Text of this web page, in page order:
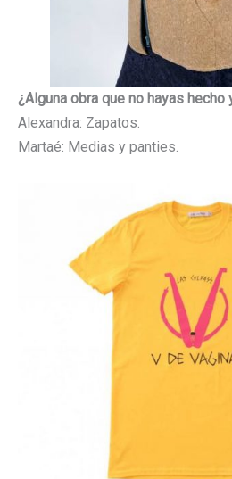
¿Alguna obra que no hayas
Alexandra: Zapatos.
Martaé: Medias y panties.